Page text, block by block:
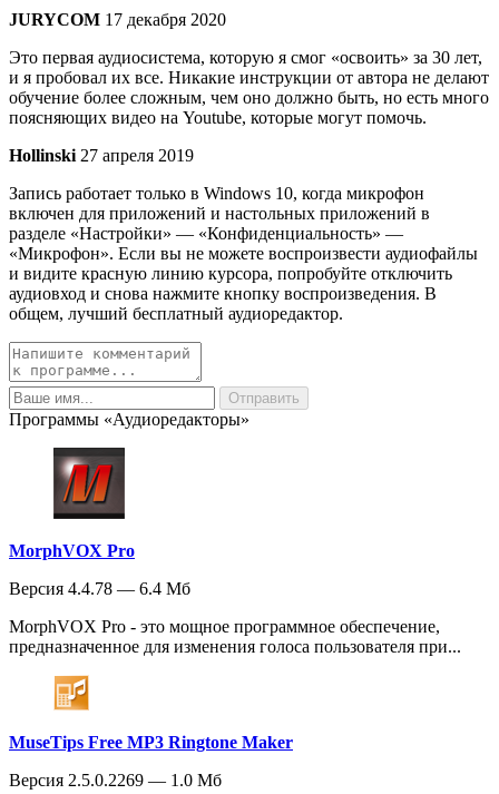
JURYCOM 17 декабря 2020
Это первая аудиосистема, которую я смог «освоить» за 30 лет,
и я пробовал их все. Никакие инструкции от автора не делают
обучение более сложным, чем оно должно быть, но есть много
поясняющих видео на Youtube, которые могут помочь.
Hollinski 27 апреля 2019
Запись работает только в Windows 10, когда микрофон
включен для приложений и настольных приложений в
разделе «Настройки» — «Конфиденциальность» —
«Микрофон». Если вы не можете воспроизвести аудиофайлы
и видите красную линию курсора, попробуйте отключить
аудиовход и снова нажмите кнопку воспроизведения. В
общем, лучший бесплатный аудиоредактор.
Программы «Аудиоредакторы»
MorphVOX Pro
Версия 4.4.78 — 6.4 Мб
MorphVOX Pro - это мощное программное обеспечение,
предназначенное для изменения голоса пользователя при...
MuseTips Free MP3 Ringtone Maker
Версия 2.5.0.2269 — 1.0 Мб